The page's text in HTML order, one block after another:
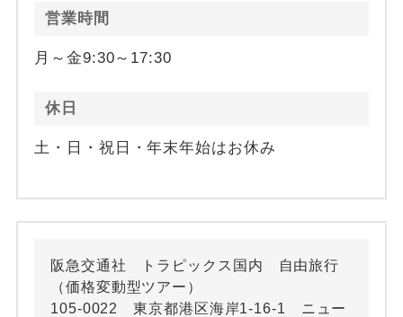
営業時間
月～金9:30～17:30
休日
土・日・祝日・年末年始はお休み
阪急交通社 トラピックス国内 自由旅行
（価格変動型ツアー）
105-0022 東京都港区海岸1-16-1 ニュー